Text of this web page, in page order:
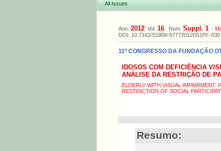
All Issues
Ano: 2012 Vol. 16 Num. Suppl. 1 -
DOI: 10.7162/S1809-977720120S1PF-030
11º CONGRESSO DA FUNDAÇÃO
IDOSOS COM DEFICIÊNCIA
ANÁLISE DA RESTRIÇÃO DE
ELDERLY WITH VISUAL IMPAIRMENT:
RESTRICTION OF SOCIAL
Resumo: